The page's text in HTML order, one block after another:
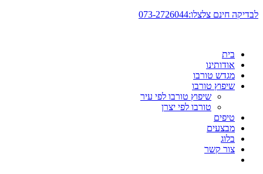
דלג
לבדיקה חינם צלצלו:073-2726044
בית
אודותינו
מגדש טורבו
שיפוץ טורבו
שיפוץ טורבו לפי עיר
טורבו לפי יצרן
טיפים
מבצעים
בלוג
צור קשר